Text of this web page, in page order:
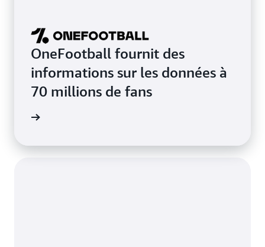
OneFootball fournit des
informations sur les données à
70 millions de fans